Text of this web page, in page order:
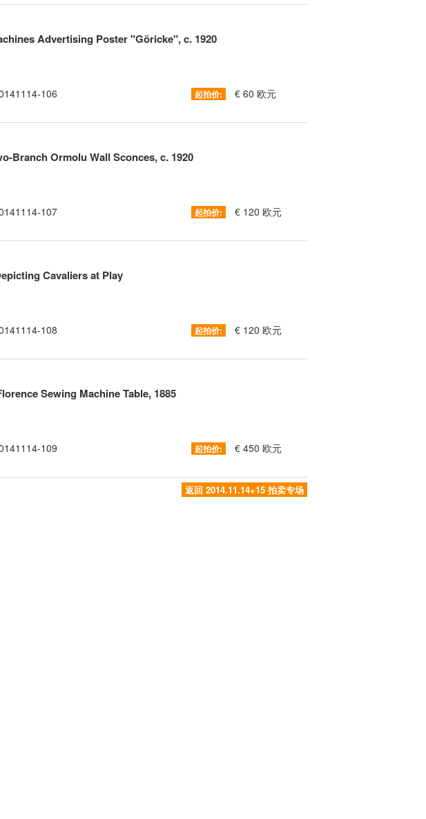
Advertising Poster "Göricke", c. 1920
106 起拍价: € 60 欧元
Branch Ormolu Wall Sconces, c. 1920
107 起拍价: € 120 欧元
Cavaliers at Play
108 起拍价: € 120 欧元
Sewing Machine Table, 1885
109 起拍价: € 450 欧元
返回 2014.11.14+15 拍卖专场